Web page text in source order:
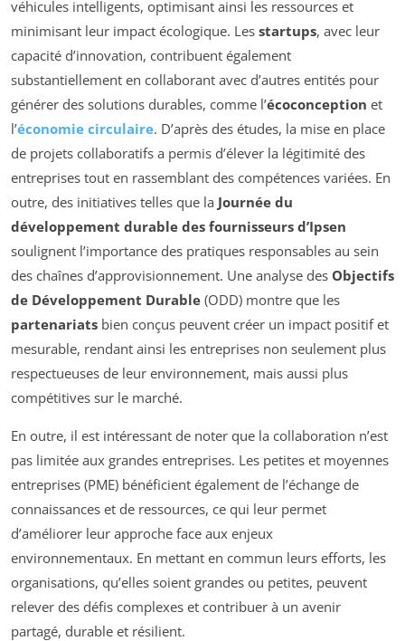
véhicules intelligents, optimisant ainsi les ressources et
minimisant leur impact écologique. Les startups, avec leur
capacité d’innovation, contribuent également
substantiellement en collaborant avec d’autres entités pour
générer des solutions durables, comme l’écoconception et
l’économie circulaire. D’après des études, la mise en place
de projets collaboratifs a permis d’élever la légitimité des
entreprises tout en rassemblant des compétences variées. En
outre, des initiatives telles que la Journée du
développement durable des fournisseurs d’Ipsen
soulignent l’importance des pratiques responsables au sein
des chaînes d’approvisionnement. Une analyse des Objectifs
de Développement Durable (ODD) montre que les
partenariats bien conçus peuvent créer un impact positif et
mesurable, rendant ainsi les entreprises non seulement plus
respectueuses de leur environnement, mais aussi plus
compétitives sur le marché.
En outre, il est intéressant de noter que la collaboration n’est
pas limitée aux grandes entreprises. Les petites et moyennes
entreprises (PME) bénéficient également de l’échange de
connaissances et de ressources, ce qui leur permet
d’améliorer leur approche face aux enjeux
environnementaux. En mettant en commun leurs efforts, les
organisations, qu’elles soient grandes ou petites, peuvent
relever des défis complexes et contribuer à un avenir
partagé, durable et résilient.